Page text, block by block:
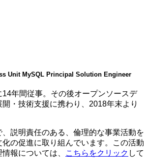
Unit MySQL Principal Solution Engineer
14年間従事。その後オープンソースデ
・技術支援に携わり、2018年末より
説明責任のある、倫理的な事業活動を
化の促進に取り組んでいます。この活動
報については、
こちらをクリック して